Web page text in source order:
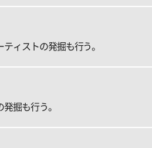
ィストの発掘も行う。
掘も行う。